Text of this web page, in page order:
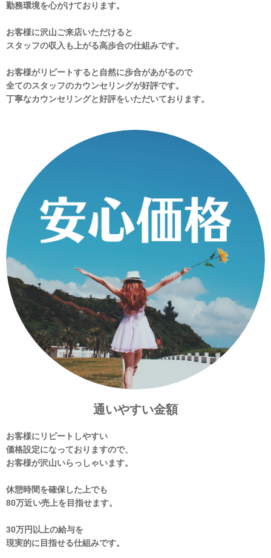
勤務環境を心がけております。
お客様に沢山ご来店いただけると
スタッフの収入も上がる高歩合の仕組みです。
お客様がリピートすると自然に歩合があがるので
全てのスタッフのカウンセリングが好評です。
丁寧なカウンセリングと好評をいただいております。
通いやすい金額
お客様にリピートしやすい
価格設定になっておりますので、
お客様が沢山いらっしゃいます。
休憩時間を確保した上でも
80万近い売上を目指せます。
30万円以上の給与を
現実的に目指せる仕組みです。